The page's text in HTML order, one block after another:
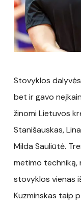
Stovyklos
bet ir gavo
žinomi Lietuvos
Stanišauskas,
Milda Sauliūtė.
metimo techniką,
stovyklos vienas
Kuzminskas taip